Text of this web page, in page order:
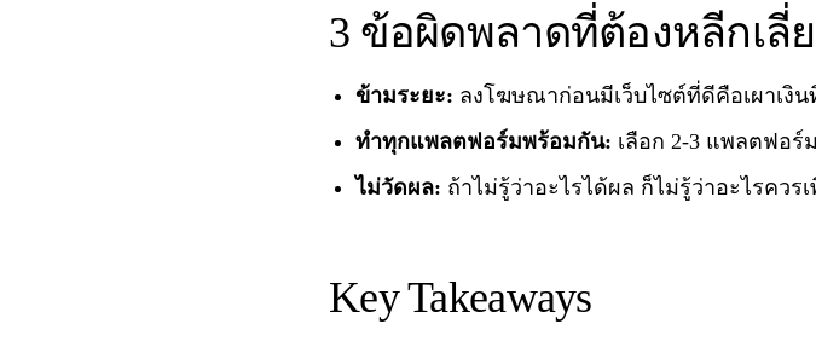
3 ข้อผิดพลาดที่ต้องหลีกเลี่
ข้ามระยะ: ลงโฆษณาก่อนมีเว็บไซต์ที่ดีคือเผาเงิน
ทำทุกแพลตฟอร์มพร้อมกัน: เลือก 2-3 แพลตฟอ
ไม่วัดผล: ถ้าไม่รู้ว่าอะไรได้ผล ก็ไม่รู้ว่าอะไรควร
Key Takeaways